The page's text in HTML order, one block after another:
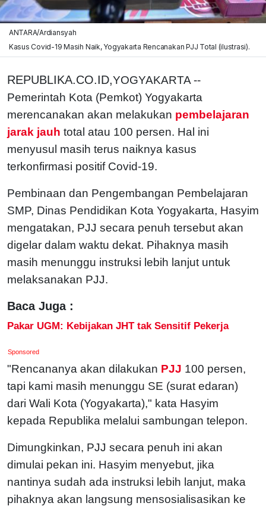
ANTARA/Ardiansyah
Kasus Covid-19 Masih Naik, Yogyakarta Rencanakan PJJ Total (ilustrasi).
REPUBLIKA.CO.ID,YOGYAKARTA --
Pemerintah Kota (Pemkot) Yogyakarta
merencanakan akan melakukan pembelajaran
jarak jauh total atau 100 persen. Hal ini
menyusul masih terus naiknya kasus
terkonfirmasi positif Covid-19.
Pembinaan dan Pengembangan Pembelajaran
SMP, Dinas Pendidikan Kota Yogyakarta, Hasyim
mengatakan, PJJ secara penuh tersebut akan
digelar dalam waktu dekat. Pihaknya masih
masih menunggu instruksi lebih lanjut untuk
melaksanakan PJJ.
Baca Juga :
Pakar UGM: Kebijakan JHT tak Sensitif Pekerja
Sponsored
"Rencananya akan dilakukan PJJ 100 persen,
tapi kami masih menunggu SE (surat edaran)
dari Wali Kota (Yogyakarta)," kata Hasyim
kepada Republika melalui sambungan telepon.
Dimungkinkan, PJJ secara penuh ini akan
dimulai pekan ini. Hasyim menyebut, jika
nantinya sudah ada instruksi lebih lanjut, maka
pihaknya akan langsung mensosialisasikan ke